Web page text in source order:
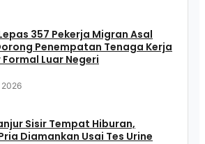
357 Pekerja Migran Asal
Penempatan Tenaga Kerja
Formal Luar Negeri
2026
Sisir Tempat Hiburan,
Diamankan Usai Tes Urine